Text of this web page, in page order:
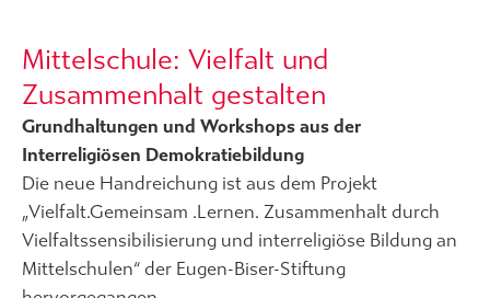
Mittelschule: Vielfalt und
Zusammenhalt gestalten
Grundhaltungen und Workshops aus der
Interreligiösen Demokratiebildung
Die neue Handreichung ist aus dem Projekt
„Vielfalt.Gemeinsam .Lernen. Zusammenhalt durch
Vielfaltssensibilisierung und interreligiöse Bildung an
Mittelschulen“ der Eugen-Biser-Stiftung